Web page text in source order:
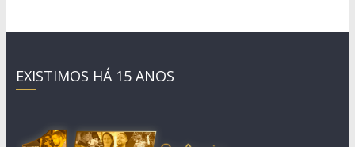
EXISTIMOS HÁ 15 ANOS